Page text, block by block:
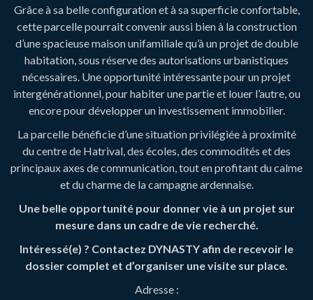
Grâce à sa belle configuration et à sa superficie confortable,
cette parcelle pourrait convenir aussi bien à la construction
d’une spacieuse maison unifamiliale qu’à un projet de double
habitation, sous réserve des autorisations urbanistiques
nécessaires. Une opportunité intéressante pour un projet
intergénérationnel, pour habiter une partie et louer l’autre, ou
encore pour développer un investissement immobilier.
La parcelle bénéficie d’une situation privilégiée à proximité
du centre de Hatrival, des écoles, des commodités et des
principaux axes de communication, tout en profitant du calme
et du charme de la campagne ardennaise.
Une belle opportunité pour donner vie à un projet sur
mesure dans un cadre de vie recherché.
Intéressé(e) ? Contactez DYNASTY afin de recevoir le
dossier complet et d’organiser une visite sur place.
Adresse :